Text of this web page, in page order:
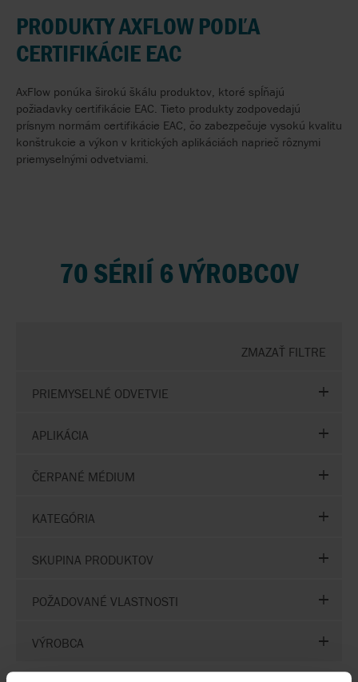
PRODUKTY AXFLOW PODĽA
CERTIFIKÁCIE EAC
AxFlow ponúka širokú škálu produktov, ktoré spĺňajú
požiadavky certifikácie EAC. Tieto produkty zodpovedajú
prísnym normám certifikácie EAC, čo zabezpečuje vysokú kvalitu
konštrukcie a výkon v kritických aplikáciách naprieč rôznymi
priemyselnými odvetviami.
70 SÉRIÍ 6 VÝROBCOV
ZMAZAŤ FILTRE
PRIEMYSELNÉ ODVETVIE
APLIKÁCIA
ČERPANÉ MÉDIUM
KATEGÓRIA
SKUPINA PRODUKTOV
POŽADOVANÉ VLASTNOSTI
VÝROBCA